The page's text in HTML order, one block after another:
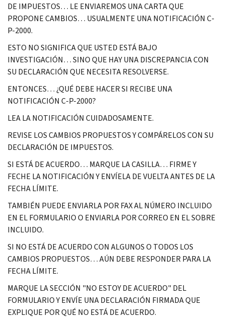
DE IMPUESTOS… LE ENVIAREMOS UNA CARTA QUE
PROPONE CAMBIOS… USUALMENTE UNA NOTIFICACIÓN C-
P-2000.
ESTO NO SIGNIFICA QUE USTED ESTÁ BAJO
INVESTIGACIÓN… SINO QUE HAY UNA DISCREPANCIA CON
SU DECLARACIÓN QUE NECESITA RESOLVERSE.
ENTONCES… ¿QUÉ DEBE HACER SI RECIBE UNA
NOTIFICACIÓN C-P-2000?
LEA LA NOTIFICACIÓN CUIDADOSAMENTE.
REVISE LOS CAMBIOS PROPUESTOS Y COMPÁRELOS CON SU
DECLARACIÓN DE IMPUESTOS.
SI ESTÁ DE ACUERDO… MARQUE LA CASILLA… FIRME Y
FECHE LA NOTIFICACIÓN Y ENVÍELA DE VUELTA ANTES DE LA
FECHA LÍMITE.
TAMBIÉN PUEDE ENVIARLA POR FAX AL NÚMERO INCLUIDO
EN EL FORMULARIO O ENVIARLA POR CORREO EN EL SOBRE
INCLUIDO.
SI NO ESTÁ DE ACUERDO CON ALGUNOS O TODOS LOS
CAMBIOS PROPUESTOS… AÚN DEBE RESPONDER PARA LA
FECHA LÍMITE.
MARQUE LA SECCIÓN "NO ESTOY DE ACUERDO" DEL
FORMULARIO Y ENVÍE UNA DECLARACIÓN FIRMADA QUE
EXPLIQUE POR QUÉ NO ESTÁ DE ACUERDO.